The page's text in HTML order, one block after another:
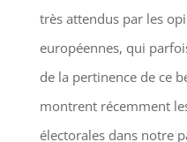
très attendus par les
européennes, qui
de la pertinence de ce
montrent récemment
électorales dans notre